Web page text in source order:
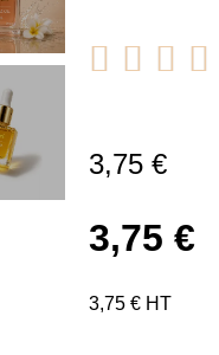
   
3,75 €
3,75 €
3,75 € HT